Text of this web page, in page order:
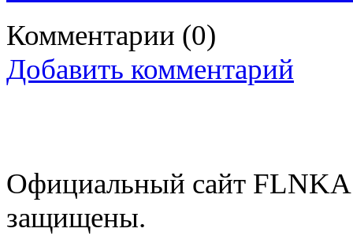
Комментарии (0)
Добавить комментарий
Официальный сайт
защищены.